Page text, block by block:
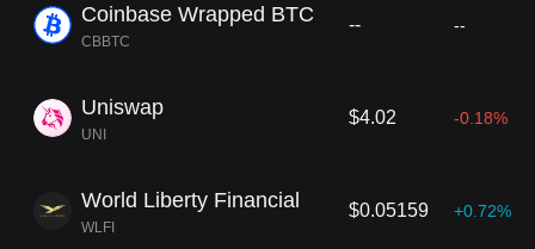
Coinbase Wrapped BTC
CBBTC
-- --
Uniswap
UNI
$4.02 -0.18%
World Liberty Financial
WLFI
$0.05159 +0.72%